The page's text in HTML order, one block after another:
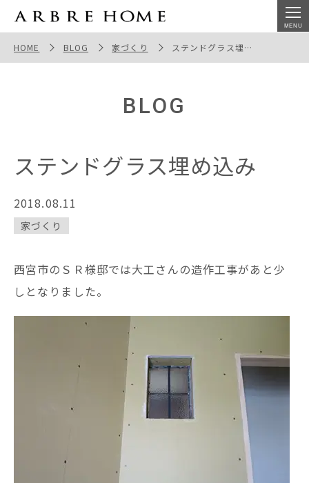
ステンドグラス埋め込み
HOME BLOG 家づくり ステンドグラス埋め込み
BLOG
ステンドグラス埋め込み
2018.08.11
家づくり
西宮市のＳＲ様邸では大工さんの造作工事があと少
しとなりました。